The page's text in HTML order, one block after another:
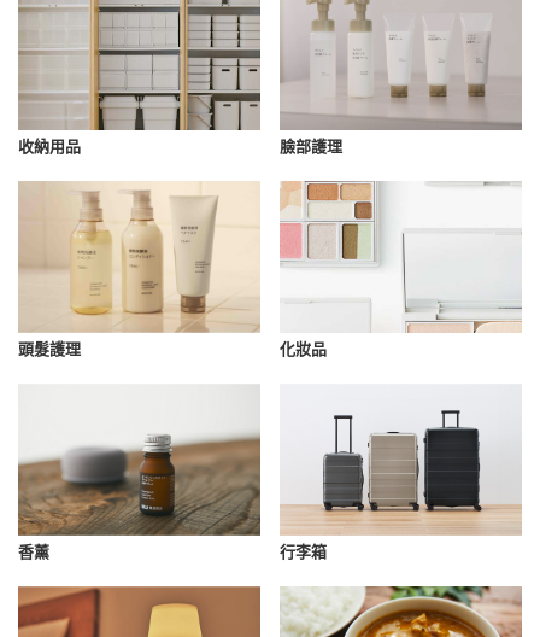
收納用品 臉部護理
頭髮護理 化妝品
香薰 行李箱